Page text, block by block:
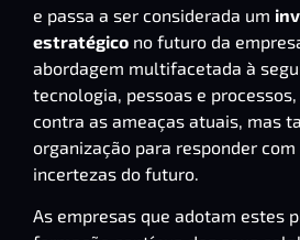
e passa a ser considerada um
estratégico no futuro da
abordagem multifacetada à
tecnologia, pessoas e
contra as ameaças atuais, mas
organização para responder
incertezas do futuro.
As empresas que adotam estes